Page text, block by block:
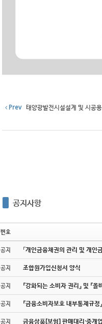
Prev 태양광발전시설설계 및 시공
공지사항
번호
공지 「개인금융채권의 관리 및 개인
공지 조합원가입신청서 양식
공지 『강화되는 소비자 권리』 및 『
공지 『금융소비자보호 내부통제규정
공지 금융상품[보험] 판매대리·중개